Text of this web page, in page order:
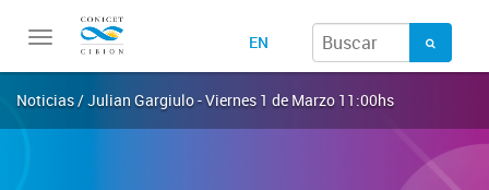
Toggle
EN
Noticias / Julian Gargiulo - Viernes 1 de Marzo 11:00hs